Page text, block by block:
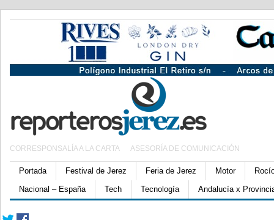
CORRESPONSALÍA A LA CARTA ASESORÍA DE COMUNICACIÓN
Portada Festival de Jerez Feria de Jerez Motor
Nacional – España
Tech Tecnología Andalucía x